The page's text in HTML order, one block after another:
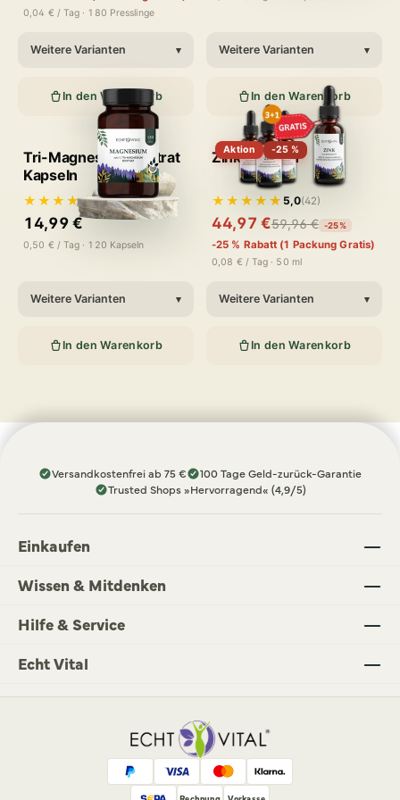
0,04 € / Tag · 180 Presslinge
Weitere Varianten ▾
In den Warenkorb
Weitere Varianten ▾
In den Warenkorb
Tri-Magnesium Dicitrat
Kapseln
★★★★★4,9(231)
14,99 €
0,50 € / Tag · 120 Kapseln
Weitere Varianten ▾
In den Warenkorb
Aktion -25 %
Zink Tropfen
★★★★★ 5,0(42)
44,97 €59,96 € -25%
-25 % Rabatt (1 Packung Gratis)
0,08 € / Tag · 50 ml
Weitere Varianten ▾
In den Warenkorb
Versandkostenfrei ab 75 €
100 Tage Geld-zurück-Garantie
Trusted Shops »Hervorragend« (4,9/5)
Einkaufen
Wissen & Mitdenken
Hilfe & Service
Echt Vital